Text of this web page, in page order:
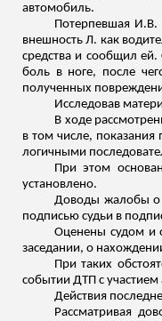
автомобиль.
Потерпевшая И.В.
внешность Л. как
средства и сообщил
боль в ноге, после
полученных
Исследовав
В ходе
в том числе,
логичными
При этом
установлено.
Доводы жалобы о
подписью судьи в
Оценены судом и
заседании, о
При таких
событии ДТП с
Действия
Рассматривая